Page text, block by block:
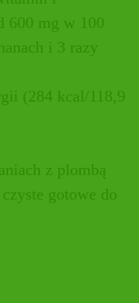
600 mg w 100
i 3 razy
(284 kcal/118,9
z plombą
gotowe do